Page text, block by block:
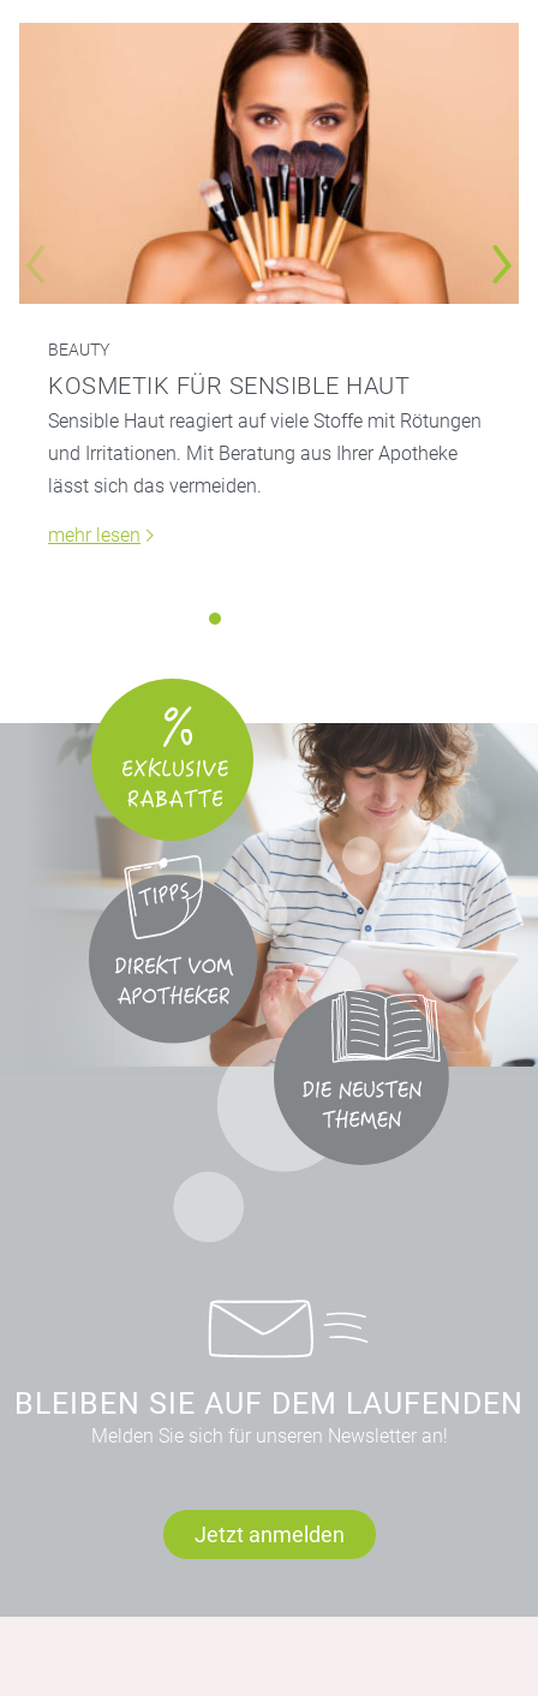
BEAUTY
KOSMETIK FÜR SENSIBLE HAUT
Sensible Haut reagiert auf viele Stoffe mit Rötungen
und Irritationen. Mit Beratung aus Ihrer Apotheke
lässt sich das vermeiden.
mehr lesen
BLEIBEN SIE AUF DEM LAUFENDEN
Melden Sie sich für unseren Newsletter an!
Jetzt anmelden